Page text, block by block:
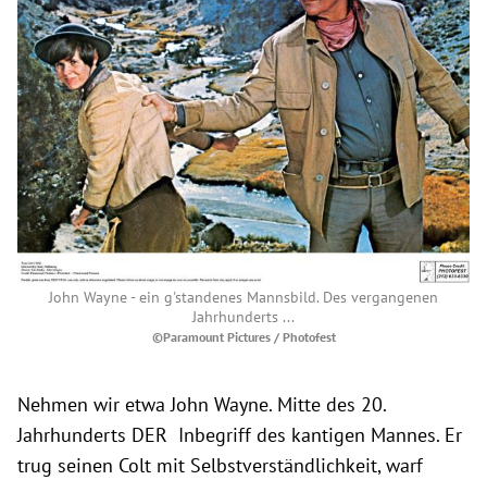
John Wayne - ein g'standenes Mannsbild. Des vergangenen
Jahrhunderts ...
©Paramount Pictures / Photofest
Nehmen wir etwa John Wayne. Mitte des 20.
Jahrhunderts DER Inbegriff des kantigen Mannes. Er
trug seinen Colt mit Selbstverständlichkeit, warf